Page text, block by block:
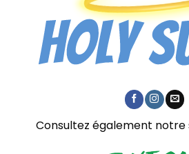
Consultez également notre